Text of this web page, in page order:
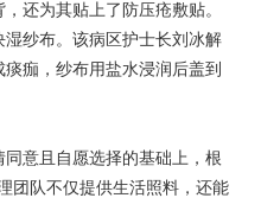
还为其贴上了防压疮敷贴。
纱布。该病区护士长刘冰解
痂，纱布用盐水浸润后盖到
意且自愿选择的基础上，根
团队不仅提供生活照料，还能